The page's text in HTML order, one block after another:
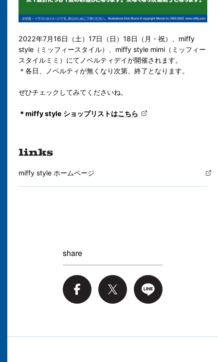
2022年7月16日（土）17日（日）18日（月・祝）、miffy
style（ミッフィースタイル）、miffy style mimi（ミッフィー
スタイルミミ）にてノベルティデイが開催されます。
＊各日、ノベルティが無くなり次第、終了となります。
ぜひチェックしてみてくださいね。
＊miffy style ショップリストはこちら
miffy style ホームページ
share